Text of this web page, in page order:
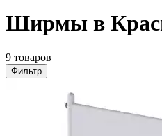
Ширмы в
9 товаров
Фильтр